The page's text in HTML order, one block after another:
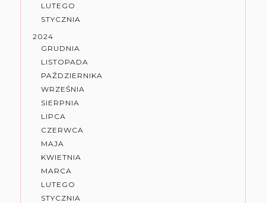
LUTEGO
STYCZNIA
2024
GRUDNIA
LISTOPADA
PAŹDZIERNIKA
WRZEŚNIA
SIERPNIA
LIPCA
CZERWCA
MAJA
KWIETNIA
MARCA
LUTEGO
STYCZNIA